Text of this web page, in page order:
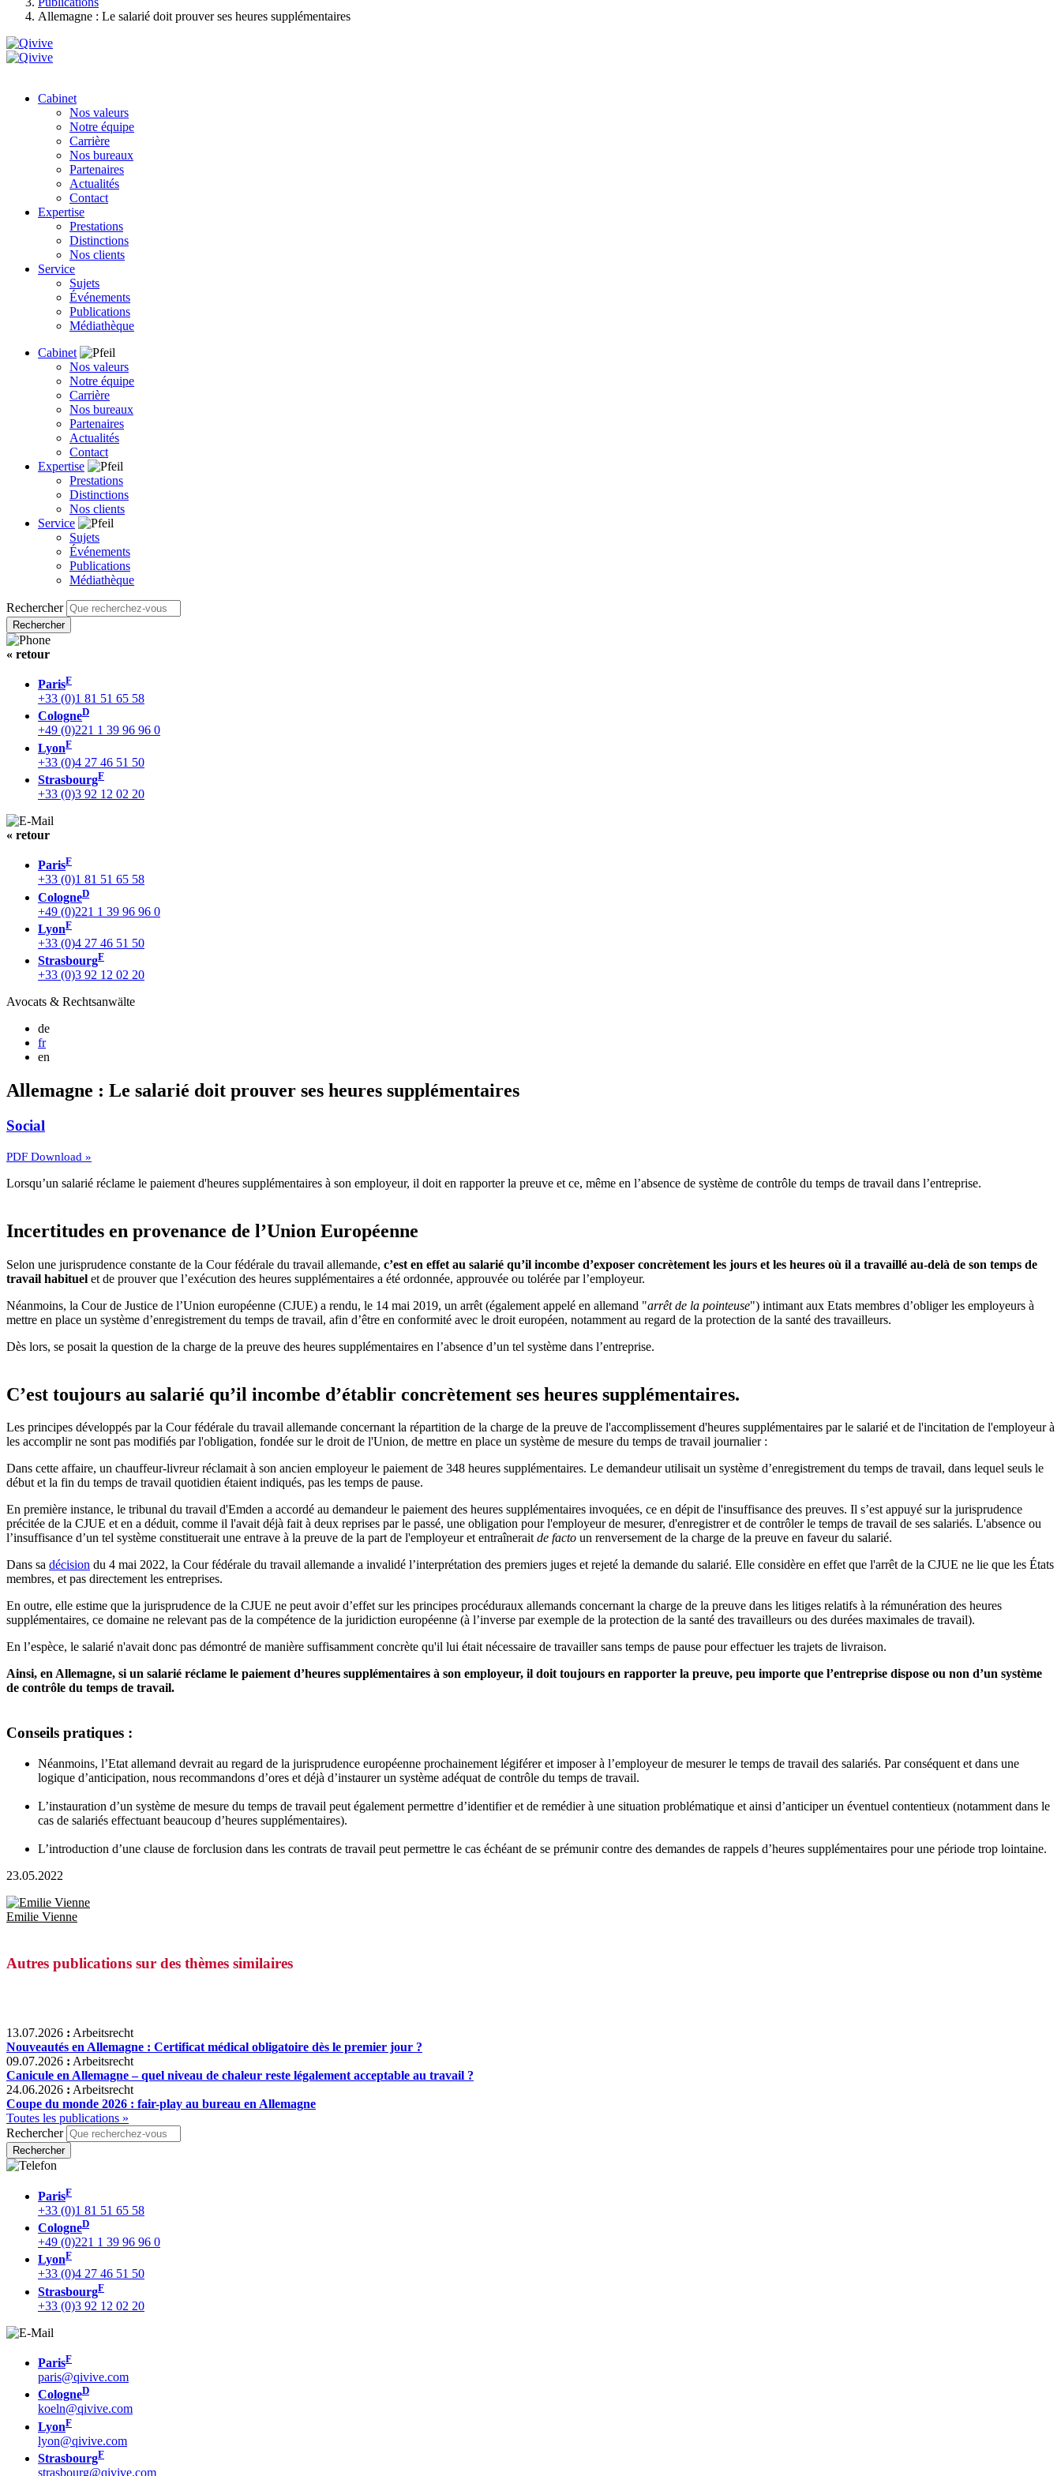
Allemagne : Le salarié doit prouver ses heures supplémentaires
Cabinet
Nos valeurs
Notre équipe
Carrière
Nos bureaux
Partenaires
Actualités
Contact
Expertise
Prestations
Distinctions
Nos clients
Service
Sujets
Événements
Publications
Médiathèque
Cabinet
Nos valeurs
Notre équipe
Carrière
Nos bureaux
Partenaires
Actualités
Contact
Expertise
Prestations
Distinctions
Nos clients
Service
Sujets
Événements
Publications
Médiathèque
Rechercher
« retour
ParisF
+33 (0)1 81 51 65 58
CologneD
+49 (0)221 1 39 96 96 0
LyonF
+33 (0)4 27 46 51 50
StrasbourgF
+33 (0)3 92 12 02 20
« retour
ParisF
+33 (0)1 81 51 65 58
CologneD
+49 (0)221 1 39 96 96 0
LyonF
+33 (0)4 27 46 51 50
StrasbourgF
+33 (0)3 92 12 02 20
Avocats & Rechtsanwälte
de
fr
en
Allemagne : Le salarié doit prouver ses heures supplémentaires
Social
PDF Download »
Lorsqu’un salarié réclame le paiement d'heures supplémentaires à son employeur, il doit en rapporter la preuve et ce, même en l’absence de système de contrôle du temps de travail dans l’entreprise.
Incertitudes en provenance de l’Union Européenne
Selon une jurisprudence constante de la Cour fédérale du travail allemande, c’est en effet au salarié qu’il incombe d’exposer concrètement les jours et les heures où il a travaillé au-delà de son temps de
travail habituel et de prouver que l’exécution des heures supplémentaires a été ordonnée, approuvée ou tolérée par l’employeur.
Néanmoins, la Cour de Justice de l’Union européenne (CJUE) a rendu, le 14 mai 2019, un arrêt (également appelé en allemand "arrêt de la pointeuse") intimant aux Etats membres d’obliger les employeurs à
mettre en place un système d’enregistrement du temps de travail, afin d’être en conformité avec le droit européen, notamment au regard de la protection de la santé des travailleurs.
Dès lors, se posait la question de la charge de la preuve des heures supplémentaires en l’absence d’un tel système dans l’entreprise.
C’est toujours au salarié qu’il incombe d’établir concrètement ses heures supplémentaires.
Les principes développés par la Cour fédérale du travail allemande concernant la répartition de la charge de la preuve de l'accomplissement d'heures supplémentaires par le salarié et de l'incitation de l'employeur à
les accomplir ne sont pas modifiés par l'obligation, fondée sur le droit de l'Union, de mettre en place un système de mesure du temps de travail journalier :
Dans cette affaire, un chauffeur-livreur réclamait à son ancien employeur le paiement de 348 heures supplémentaires. Le demandeur utilisait un système d’enregistrement du temps de travail, dans lequel seuls le
début et la fin du temps de travail quotidien étaient indiqués, pas les temps de pause.
En première instance, le tribunal du travail d'Emden a accordé au demandeur le paiement des heures supplémentaires invoquées, ce en dépit de l'insuffisance des preuves. Il s’est appuyé sur la jurisprudence
précitée de la CJUE et en a déduit, comme il l'avait déjà fait à deux reprises par le passé, une obligation pour l'employeur de mesurer, d'enregistrer et de contrôler le temps de travail de ses salariés. L'absence ou
l’insuffisance d’un tel système constituerait une entrave à la preuve de la part de l'employeur et entraîneraitde facto un renversement de la charge de la preuve en faveur du salarié.
Dans sa décision du 4 mai 2022, la Cour fédérale du travail allemande a invalidé l’interprétation des premiers juges et rejeté la demande du salarié. Elle considère en effet que l'arrêt de la CJUE ne lie que les États
membres, et pas directement les entreprises.
En outre, elle estime que la jurisprudence de la CJUE ne peut avoir d’effet sur les principes procéduraux allemands concernant la charge de la preuve dans les litiges relatifs à la rémunération des heures
supplémentaires, ce domaine ne relevant pas de la compétence de la juridiction européenne (à l’inverse par exemple de la protection de la santé des travailleurs ou des durées maximales de travail).
En l’espèce, le salarié n'avait donc pas démontré de manière suffisamment concrète qu'il lui était nécessaire de travailler sans temps de pause pour effectuer les trajets de livraison.
Ainsi, en Allemagne, si un salarié réclame le paiement d’heures supplémentaires à son employeur, il doit toujours en rapporter la preuve, peu importe que l’entreprise dispose ou non d’un système
de contrôle du temps de travail.
Conseils pratiques :
Néanmoins, l’Etat allemand devrait au regard de la jurisprudence européenne prochainement légiférer et imposer à l’employeur de mesurer le temps de travail des salariés. Par conséquent et dans une
logique d’anticipation, nous recommandons d’ores et déjà d’instaurer un système adéquat de contrôle du temps de travail.
L’instauration d’un système de mesure du temps de travail peut également permettre d’identifier et de remédier à une situation problématique et ainsi d’anticiper un éventuel contentieux (notamment dans le
cas de salariés effectuant beaucoup d’heures supplémentaires).
L’introduction d’une clause de forclusion dans les contrats de travail peut permettre le cas échéant de se prémunir contre des demandes de rappels d’heures supplémentaires pour une période trop lointaine.
23.05.2022
Emilie Vienne
Autres publications sur des thèmes similaires
13.07.2026 : Arbeitsrecht
Nouveautés en Allemagne : Certificat médical obligatoire dès le premier jour ?
09.07.2026 : Arbeitsrecht
Canicule en Allemagne – quel niveau de chaleur reste légalement acceptable au travail ?
24.06.2026 : Arbeitsrecht
Coupe du monde 2026 : fair-play au bureau en Allemagne
Toutes les publications »
Rechercher
ParisF
+33 (0)1 81 51 65 58
CologneD
+49 (0)221 1 39 96 96 0
LyonF
+33 (0)4 27 46 51 50
StrasbourgF
+33 (0)3 92 12 02 20
ParisF
paris@qivive.com
CologneD
koeln@qivive.com
LyonF
lyon@qivive.com
StrasbourgF
strasbourg@qivive.com